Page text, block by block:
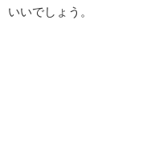
いいでしょう。